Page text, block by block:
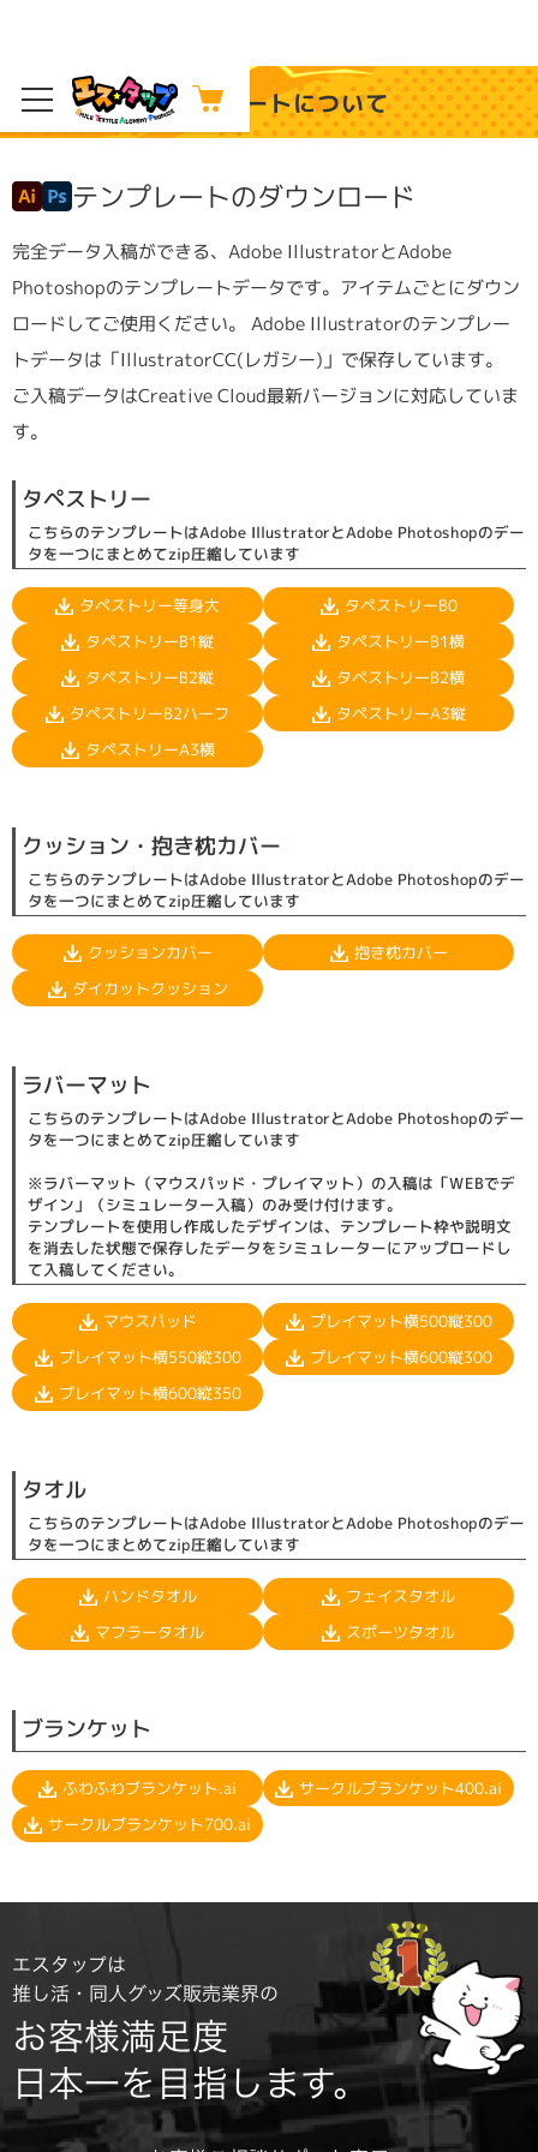
テンプレートについて
テンプレートのダウンロード
完全データ入稿ができる、Adobe IllustratorとAdobe
Photoshopのテンプレートデータです。アイテムごとにダウン
ロードしてご使用ください。 Adobe Illustratorのテンプレー
トデータは「IllustratorCC(レガシー)」で保存しています。
ご入稿データはCreative Cloud最新バージョンに対応していま
す。
タペストリー
こちらのテンプレートはAdobe IllustratorとAdobe Photoshopのデー
タを一つにまとめてzip圧縮しています
タペストリー等身大 タペストリーB0
タペストリーB1縦
タペストリーB1横
タペストリーB2縦
タペストリーB2横
タペストリーB2ハーフ
タペストリーA3縦
タペストリーA3横
クッション・抱き枕カバー
こちらのテンプレートはAdobe IllustratorとAdobe Photoshopのデー
タを一つにまとめてzip圧縮しています
クッションカバー 抱き枕カバー
ダイカットクッション
ラバーマット
こちらのテンプレートはAdobe IllustratorとAdobe Photoshopのデー
タを一つにまとめてzip圧縮しています
※ラバーマット（マウスパッド・プレイマット）の入稿は「WEBでデ
ザイン」（シミュレーター入稿）のみ受け付けます。
テンプレートを使用し作成したデザインは、テンプレート枠や説明文
を消去した状態で保存したデータをシミュレーターにアップロードし
て入稿してください。
マウスパッド
プレイマット横500縦300
プレイマット横550縦300
プレイマット横600縦300
プレイマット横600縦350
タオル
こちらのテンプレートはAdobe IllustratorとAdobe Photoshopのデー
タを一つにまとめてzip圧縮しています
ハンドタオル
フェイスタオル
マフラータオル
スポーツタオル
ブランケット
ふわふわブランケット.ai
サークルブランケット400.ai
サークルブランケット700.ai
エスタップは
推し活・同人グッズ販売業界の
お客様満足度
日本一を目指します。